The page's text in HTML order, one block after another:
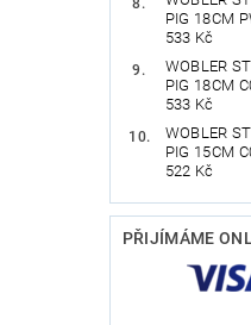
PIG 18CM
533 Kč
WOBLER
PIG 18CM
533 Kč
WOBLER
PIG 15CM
522 Kč
PŘIJÍMÁME